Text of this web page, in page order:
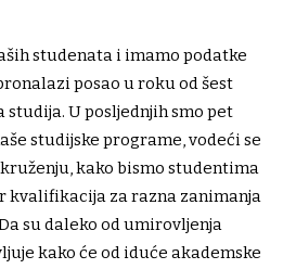
studenata i imamo podatke
posao u roku od šest
studija. U posljednjih smo pet
studijske programe, vodeći se
kako bismo studentima
za razna zanimanja
su daleko od umirovljenja
kako će od iduće akademske